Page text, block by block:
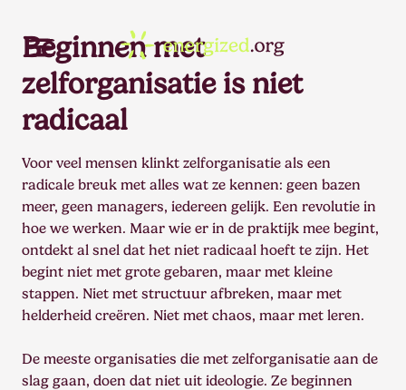
Beginnen met
zelforganisatie is niet
radicaal
Voor veel mensen klinkt zelforganisatie als een
radicale breuk met alles wat ze kennen: geen bazen
meer, geen managers, iedereen gelijk. Een revolutie in
hoe we werken. Maar wie er in de praktijk mee begint,
ontdekt al snel dat het niet radicaal hoeft te zijn. Het
begint niet met grote gebaren, maar met kleine
stappen. Niet met structuur afbreken, maar met
helderheid creëren. Niet met chaos, maar met leren.
De meeste organisaties die met zelforganisatie aan de
slag gaan, doen dat niet uit ideologie. Ze beginnen